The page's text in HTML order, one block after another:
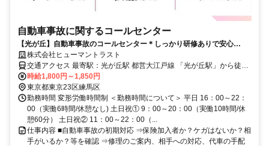
自動車事故に関するコールセンター
【光が丘】自動車事故のコールセンター＊しっかり研修ありで安心
♪1800～1850円+交通費(K4G-6462)
株式会社ヒューマントラスト
交通アクセス 最寄駅：光が丘駅 都営大江戸線 「光が丘駅」から徒歩
15分 ＊有楽町線・副都心線「成増駅」、西武池袋線「練馬高野台
駅」バス10分
時給1,800円～1,850円
東京都東京23区練馬区
勤務時間 変形労働時間制 ＜勤務時間について＞ 平日 16：00～22：
00（実働6時間/休憩なし) 土日祝① 9：00～20：00（実働10時間/休
憩60分） 土日祝② 11：00～22：00（...
仕事内容 ■自動車事故の初期対応 ⇒保険加入者か？ケガはないか？相
手がいるか？等を確認 ⇒修理のご案内、相手への対応、代車の手配